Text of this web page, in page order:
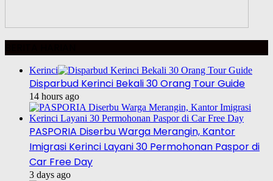
Kerinci
Disparbud Kerinci Bekali 30 Orang Tour Guide
14 hours ago
PASPORIA Diserbu Warga Merangin, Kantor
Imigrasi Kerinci Layani 30 Permohonan Paspor di
Car Free Day
3 days ago